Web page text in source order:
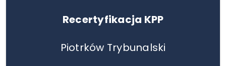
Recertyfikacja KPP
Piotrków Trybunalski